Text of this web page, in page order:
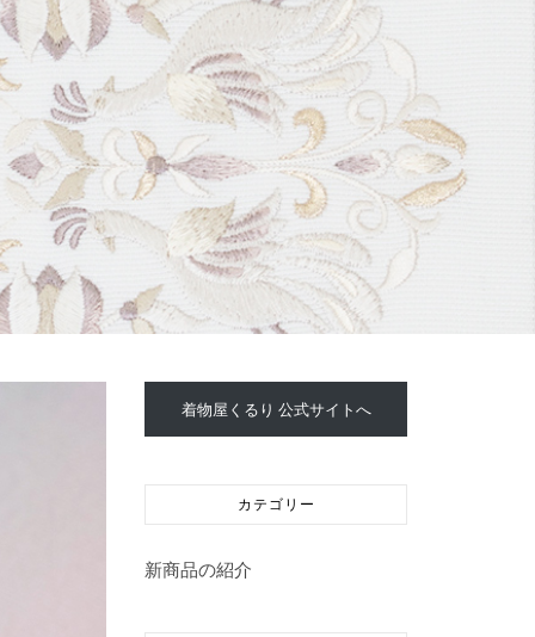
着物屋くるり 公式サイトへ
カテゴリー
新商品の紹介